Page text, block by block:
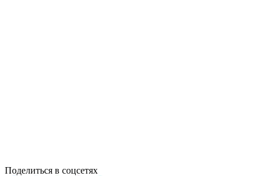
Поделиться в соцсетях